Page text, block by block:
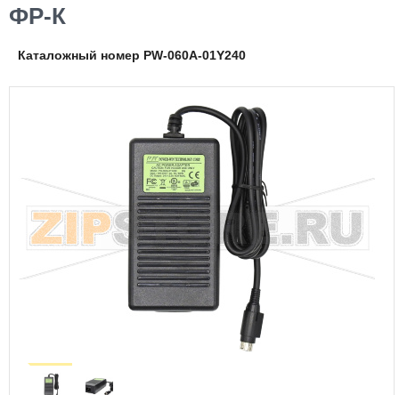
ФР-К
Каталожный номер PW-060A-01Y240